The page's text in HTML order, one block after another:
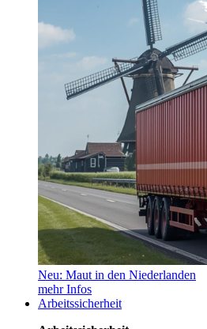
Neu: Maut in den Niederlanden
mehr Infos
Arbeitssicherheit